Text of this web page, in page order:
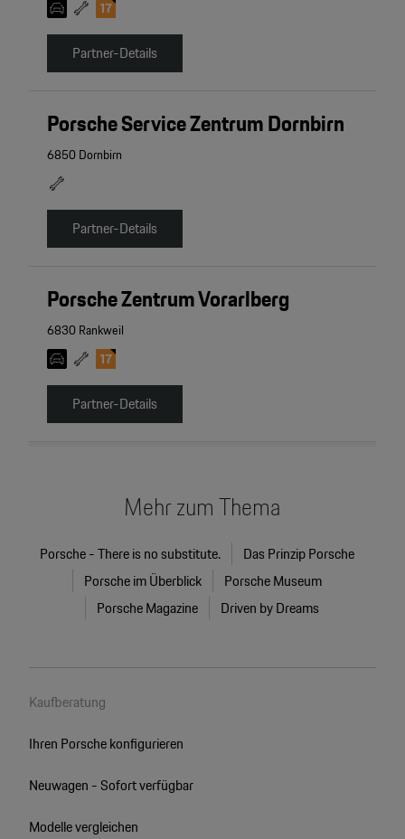
Partner-Details
Porsche Service Zentrum Dornbirn
6850 Dornbirn
Partner-Details
Porsche Zentrum Vorarlberg
6830 Rankweil
Partner-Details
Mehr zum Thema
Porsche - There is no substitute.
Das Prinzip Porsche
Porsche im Überblick
Porsche Museum
Porsche Magazine
Driven by Dreams
Kaufberatung
Ihren Porsche konfigurieren
Neuwagen - Sofort verfügbar
Modelle vergleichen